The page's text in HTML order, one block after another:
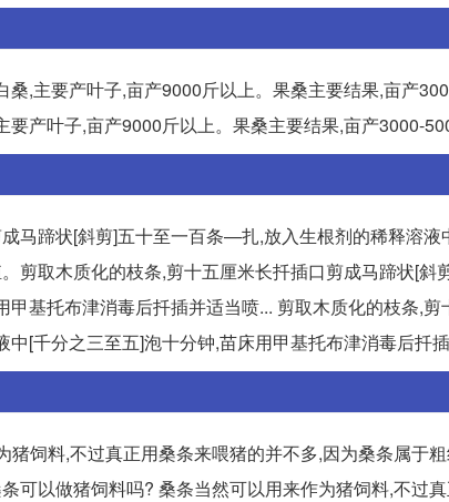
,主要产叶子,亩产9000斤以上。果桑主要结果,亩产
产叶子,亩产9000斤以上。果桑主要结果,亩产3000-
马蹄状[斜剪]五十至一百条—扎,放入生根剂的稀释溶液
剪取木质化的枝条,剪十五厘米长扦插口剪成马蹄状[
基托布津消毒后扦插并适当喷... 剪取木质化的枝条,
[千分之三至五]泡十分钟,苗床用甲基托布津消毒后扦插
饲料,不过真正用桑条来喂猪的并不多,因为桑条属于
可以做猪饲料吗? 桑条当然可以用来作为猪饲料,不过